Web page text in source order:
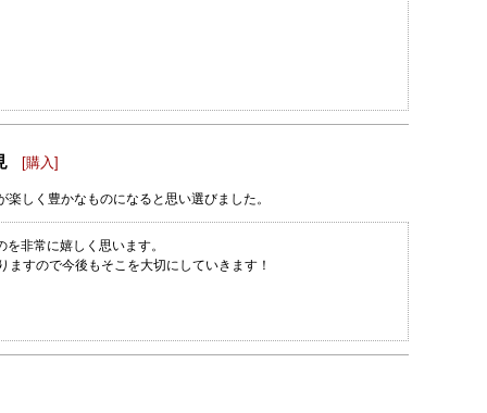
[購入]
しく豊かなものになると思い選びました。
非常に嬉しく思います。
すので今後もそこを大切にしていきます！